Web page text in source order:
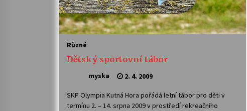
Různé
Dětský sportovní tábor
myska 2. 4. 2009
SKP Olympia Kutná Hora pořádá letní tábor pro děti v
termínu 2. – 14. srpna 2009 v prostředí rekreačního